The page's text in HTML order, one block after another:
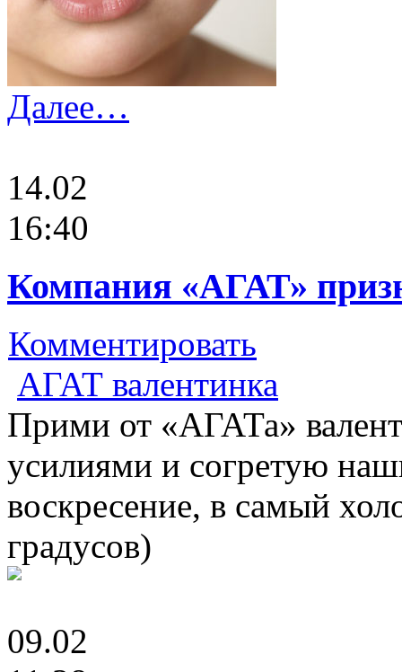
Далее…
14.02
16:40
Компания «АГАТ»
Комментировать
АГАТ валентинка
Прими от «АГАТа»
усилиями и согретую
воскресение, в самый
градусов)
09.02